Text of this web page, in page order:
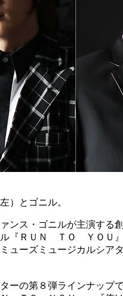
）とゴニル。
ンス・ゴニルが主演する
『ＲＵＮ ＴＯ ＹＯＵ』
ューズミュージカルシア
ーの第８弾ラインナップ